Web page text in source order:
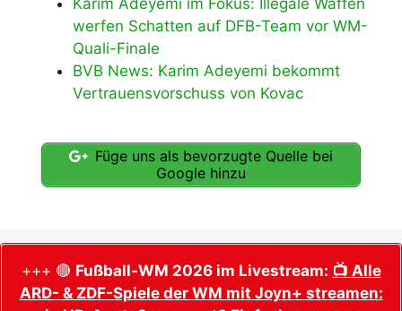
Karim Adeyemi im Fokus: Illegale Waffen
werfen Schatten auf DFB-Team vor WM-
Quali-Finale
BVB News: Karim Adeyemi bekommt
Vertrauensvorschuss von Kovac
Füge uns als bevorzugte Quelle bei
Google hinzu
+++ 🔴 Fußball-WM 2026 im Livestream: 📺 Alle
ARD- & ZDF-Spiele der WM mit Joyn+ streamen: